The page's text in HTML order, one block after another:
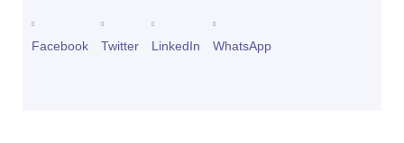
Facebook Twitter LinkedIn WhatsApp